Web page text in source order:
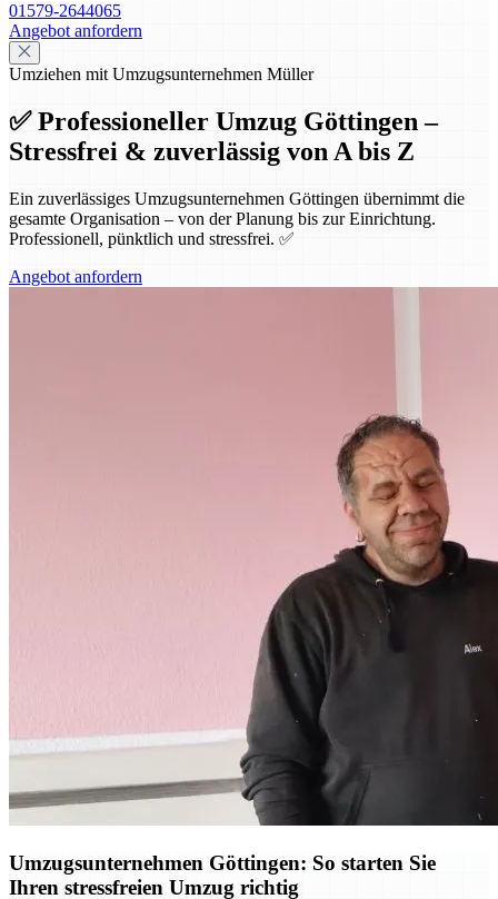
01579-2644065
Angebot anfordern
Umziehen mit Umzugsunternehmen Müller
✅ Professioneller Umzug Göttingen –
Stressfrei & zuverlässig von A bis Z
Ein zuverlässiges Umzugsunternehmen Göttingen übernimmt die
gesamte Organisation – von der Planung bis zur Einrichtung.
Professionell, pünktlich und stressfrei. ✅
Angebot anfordern
Umzugsunternehmen Göttingen: So starten Sie
Ihren stressfreien Umzug richtig